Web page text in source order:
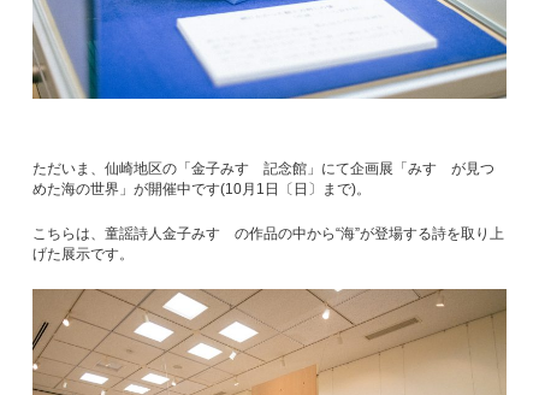
ただいま、仙崎地区の「金子みすゞ記念館」にて企画展「みすゞが見つ
めた海の世界」が開催中です(10月1日〔日〕まで)。
こちらは、童謡詩人金子みすゞの作品の中から“海”が登場する詩を取り上
げた展示です。